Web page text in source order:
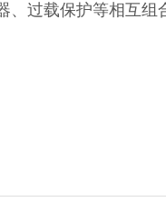
过载保护等相互组